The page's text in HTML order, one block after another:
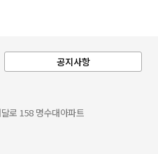
공지사항
로 158 명수대아파트